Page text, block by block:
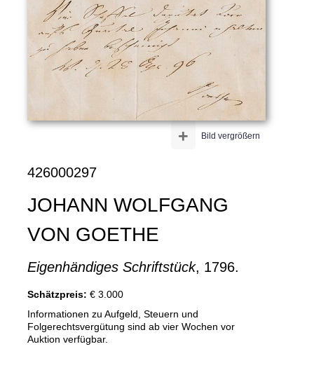
Bild vergrößern
+
426000297
JOHANN WOLFGANG
VON GOETHE
Eigenhändiges Schriftstück, 1796.
Schätzpreis: € 3.000
Informationen zu Aufgeld, Steuern und
Folgerechtsvergütung sind ab vier Wochen vor
Auktion verfügbar.